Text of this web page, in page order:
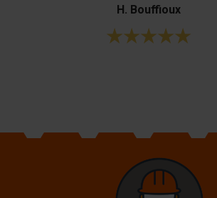
H. Bouffioux